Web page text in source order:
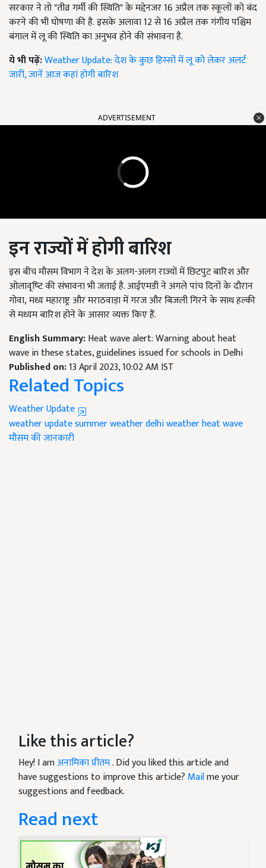
सरकार ने तो "तीव्र गर्मी की स्थिति" के मद्देनजर 16 अप्रैल तक स्कूलों को बंद
करने की भी घोषणा की है.इसके अलावा 12 से 16 अप्रैल तक गंगीय पश्चिम
बंगाल में लू की स्थिति का अनुभव होने की संभावना है.
ये भी पढ़ें:Weather Update: देश के कुछ हिस्सों में लू को लेकर अलर्ट
जारी, जानें आज कहां होगी बारिश
ADVERTISEMENT
इन राज्यों में होगी बारिश
इस बीच मौसम विभाग ने देश के अलग-अलग राज्‍यों में छ‍िटपुट बार‍िश और
ओलावृष्‍ट‍ि की संभावना भी जताई है. आईएमडी ने अगले पांच दिनों के दौरान
गोवा,मध्य महाराष्ट्र और मराठवाड़ा में गरज और बिजली गिरने के साथ हल्की
से मध्यम बारिश होने के आसार व्यक्त किए हैं.
English Summary:Heat wave alert: Warning about heat
wave in these states, guidelines issued for schools in Delhi
Published on:13 April 2023, 10:02 AM IST
Related Topics
Weather Update
weather updatesummer weatherdelhi weatherheat wave
मौसम की जानकारी
Like this article?
Hey! I amअनामिका प्रीतम. Did you liked this article and
have suggestions to improve this article? Mailme your
suggestions and feedback.
Read next